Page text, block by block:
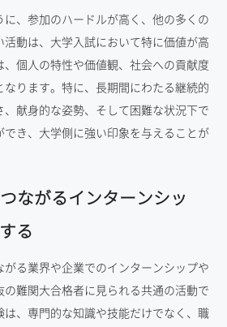
、参加のハードルが高く、他の多くの
活動は、大学入試において特に価値が高
、個人の特性や価値観、社会への貢献度
ります。特に、長期間にわたる継続的
献身的な姿勢、そして困難な状況下で
き、大学側に強い印象を与えることが
ながるインターンシッ
る
がる業界や企業でのインターンシップや
難関大合格者に見られる共通の活動で
、専門的な知識や技能だけでなく、職